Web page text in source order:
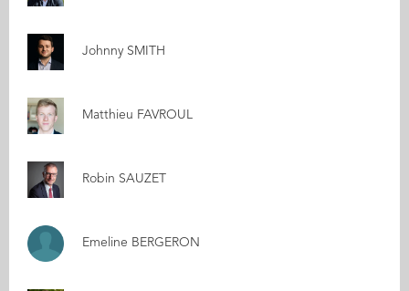
Johnny SMITH
Matthieu FAVROUL
Robin SAUZET
Emeline BERGERON